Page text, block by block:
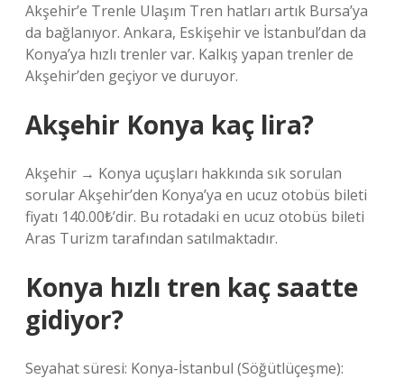
Akşehir’e Trenle Ulaşım Tren hatları artık Bursa’ya
da bağlanıyor. Ankara, Eskişehir ve İstanbul’dan da
Konya’ya hızlı trenler var. Kalkış yapan trenler de
Akşehir’den geçiyor ve duruyor.
Akşehir Konya kaç lira?
Akşehir → Konya uçuşları hakkında sık sorulan
sorular Akşehir’den Konya’ya en ucuz otobüs bileti
fiyatı 140.00₺’dir. Bu rotadaki en ucuz otobüs bileti
Aras Turizm tarafından satılmaktadır.
Konya hızlı tren kaç saatte
gidiyor?
Seyahat süresi: Konya-İstanbul (Söğütlüçeşme):